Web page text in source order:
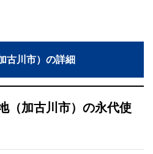
古川市）の詳細
（加古川市）の永代使